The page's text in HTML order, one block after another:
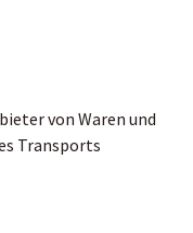
von Waren und
Transports